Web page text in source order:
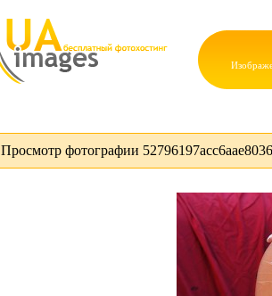
Просмотр фотографии